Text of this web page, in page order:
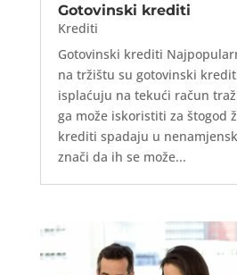
Gotovinski krediti
Krediti
Gotovinski krediti
na tržištu su gotovinski
isplaćuju na tekući račun
ga može iskoristiti za štogod
krediti spadaju u
znači da ih se može...